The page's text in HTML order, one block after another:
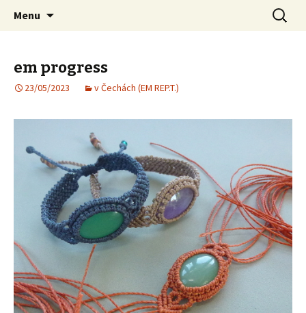
Jana Bijoux
Bijuteria artesanal
Menu
por:
em progress
23/05/2023 v Čechách (EM REP.T.)